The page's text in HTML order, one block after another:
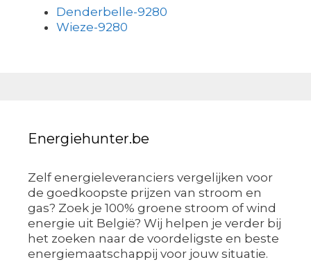
Denderbelle-9280
Wieze-9280
Energiehunter.be
Zelf energieleveranciers vergelijken voor
de goedkoopste prijzen van stroom en
gas? Zoek je 100% groene stroom of wind
energie uit België? Wij helpen je verder bij
het zoeken naar de voordeligste en beste
energiemaatschappij voor jouw situatie.